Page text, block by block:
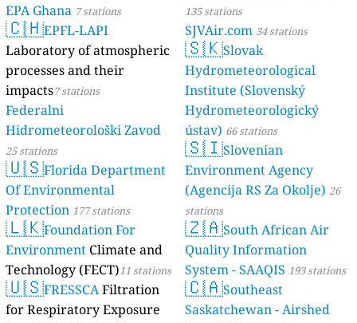
EPA Ghana 7 stations
🇨🇭EPFL-LAPI
Laboratory of atmospheric
processes and their
impacts7 stations
Federalni
Hidrometeorološki Zavod
25 stations
🇺🇸Florida Department
Of Environmental
Protection 177 stations
🇱🇰Foundation For
Environment Climate and
Technology (FECT)11 stations
🇺🇸FRESSCAFiltration
for Respiratory Exposure
135 stations
SJVAir.com 34 stations
🇸🇰Slovak
Hydrometeorological
Institute (Slovenský
Hydrometeorologický
ústav) 66 stations
🇸🇮Slovenian
Environment Agency
(Agencija RS Za Okolje) 26
stations
🇿🇦South African Air
Quality Information
System - SAAQIS 193 stations
🇨🇦Southeast
Saskatchewan - Airshed